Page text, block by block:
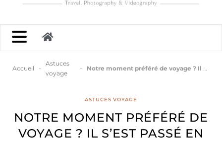
Accueil -
Astuces
voyage
-
ASTUCES VOYAGE
NOTRE MOMENT PRÉFÉRÉ DE
VOYAGE ? IL S’EST PASSÉ EN